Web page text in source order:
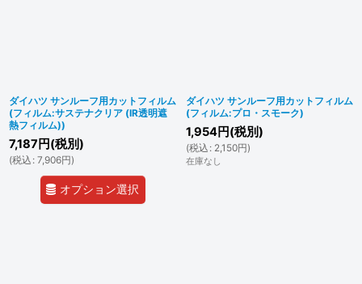
ダイハツ サンルーフ用カットフィルム
(フィルム:サステナクリア (IR透明遮
熱フィルム))
7,187 円(税別)
(税込 : 7,906円)
オプション選択
ダイハツ サンルーフ用カットフィルム
(フィルム:プロ・スモーク)
1,954円(税別)
(税込 : 2,150円)
在庫なし